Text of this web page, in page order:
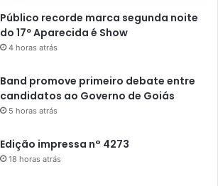
Público recorde marca segunda noite
do 17º Aparecida é Show
4 horas atrás
Band promove primeiro debate entre
candidatos ao Governo de Goiás
5 horas atrás
Edição impressa n° 4273
18 horas atrás